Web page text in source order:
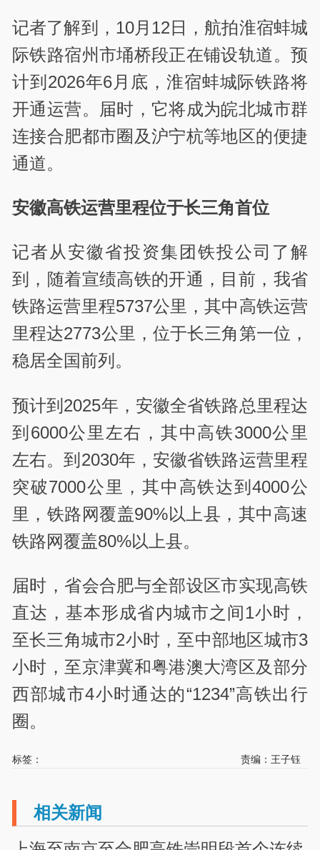
记者了解到，10月12日，航拍淮宿蚌城
际铁路宿州市埇桥段正在铺设轨道。预
计到2026年6月底，淮宿蚌城际铁路将
开通运营。届时，它将成为皖北城市群
连接合肥都市圈及沪宁杭等地区的便捷
通道。
安徽高铁运营里程位于长三角首位
记者从安徽省投资集团铁投公司了解
到，随着宣绩高铁的开通，目前，我省
铁路运营里程5737公里，其中高铁运营
里程达2773公里，位于长三角第一位，
稳居全国前列。
预计到2025年，安徽全省铁路总里程达
到6000公里左右，其中高铁3000公里
左右。到2030年，安徽省铁路运营里程
突破7000公里，其中高铁达到4000公
里，铁路网覆盖90%以上县，其中高速
铁路网覆盖80%以上县。
届时，省会合肥与全部设区市实现高铁
直达，基本形成省内城市之间1小时，
至长三角城市2小时，至中部地区城市3
小时，至京津冀和粤港澳大湾区及部分
西部城市4小时通达的“1234”高铁出行
圈。
标签： 责编：王子钰
相关新闻